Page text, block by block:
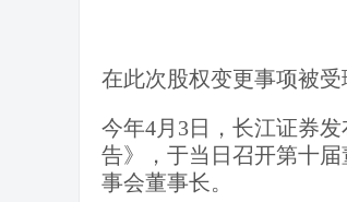
在此次股权变更事项被
今年4月3日，长江证券
告》，于当日召开第十
事会董事长。